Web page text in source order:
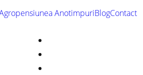
AnotimpuriBlogContact